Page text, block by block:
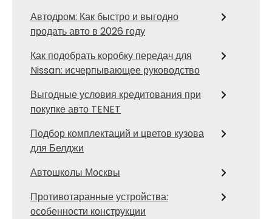
Автодром: Как быстро и выгодно
продать авто в 2026 году
Как подобрать коробку передач для
Nissan: исчерпывающее руководство
Выгодные условия кредитования при
покупке авто TENET
Подбор комплектаций и цветов кузова
для Белджи
Автошколы Москвы
Противотаранные устройства:
особенности конструкции